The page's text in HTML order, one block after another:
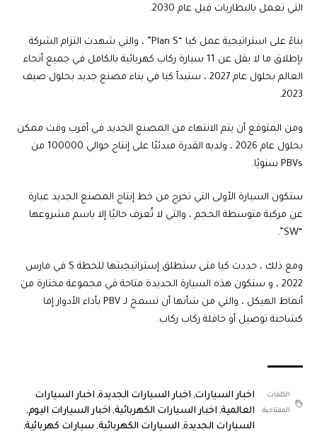
التي تعمل بالبطاريات قبل عام 2030.
بناءً على استراتيجية عمل كيا “Plan S” ، والتي شهدت التزام الشركة
بإطلاق ما لا يقل عن 11 سيارة ركاب كهربائية بالكامل في جميع أنحاء
العالم بحلول عام 2027 ، ستبدأ كيا في بناء مصنع جديد بحلول صيف
2023.
ومن المتوقع أن يتم الانتهاء من المصنع الجديد في أقرب وقت ممكن
بحلول عام 2026 ، ولديه القدرة مبدئيًا على إنتاج حوالي 100000 من
PBVs سنويًا.
ستكون السيارة الأولى التي تخرج من خط إنتاج المصنع الجديد عبارة
عن مركبة متوسطة الحجم ، والتي لا تُعرف حاليًا إلا باسم مشروعها
“SW”.
ومع ذلك ، حددت كيا متى ستطلق إستراتيجيتها للخطة S في مارس
2022 ، و ستكون هذه السيارة الجديدة متاحة في مجموعة مختارة من
أنماط الهيكل ، والتي من شأنها أن تسمح لـ PBV بأداء الأدوار إما
كشاحنة توصيل أو حافلة ركاب ركاب.
الكلمات
المفتاحية:
اخبار السيارات, اخبار السيارات الجديدة, اخبار السيارات
العالمية, اخبار السيارات الكهربائية, اخبار السيارات اليوم,
السيارات الجديدة, السيارات الكهربائية, سيارات كهربائية,